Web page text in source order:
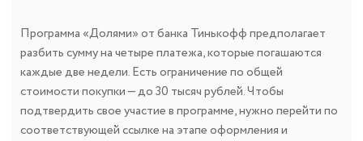
Программа «Долями» от банка Тинькофф предполагает
разбить сумму на четыре платежа, которые погашаются
каждые две недели. Есть ограничение по общей
стоимости покупки — до 30 тысяч рублей. Чтобы
подтвердить свое участие в программе, нужно перейти по
соответствующей ссылке на этапе оформления и